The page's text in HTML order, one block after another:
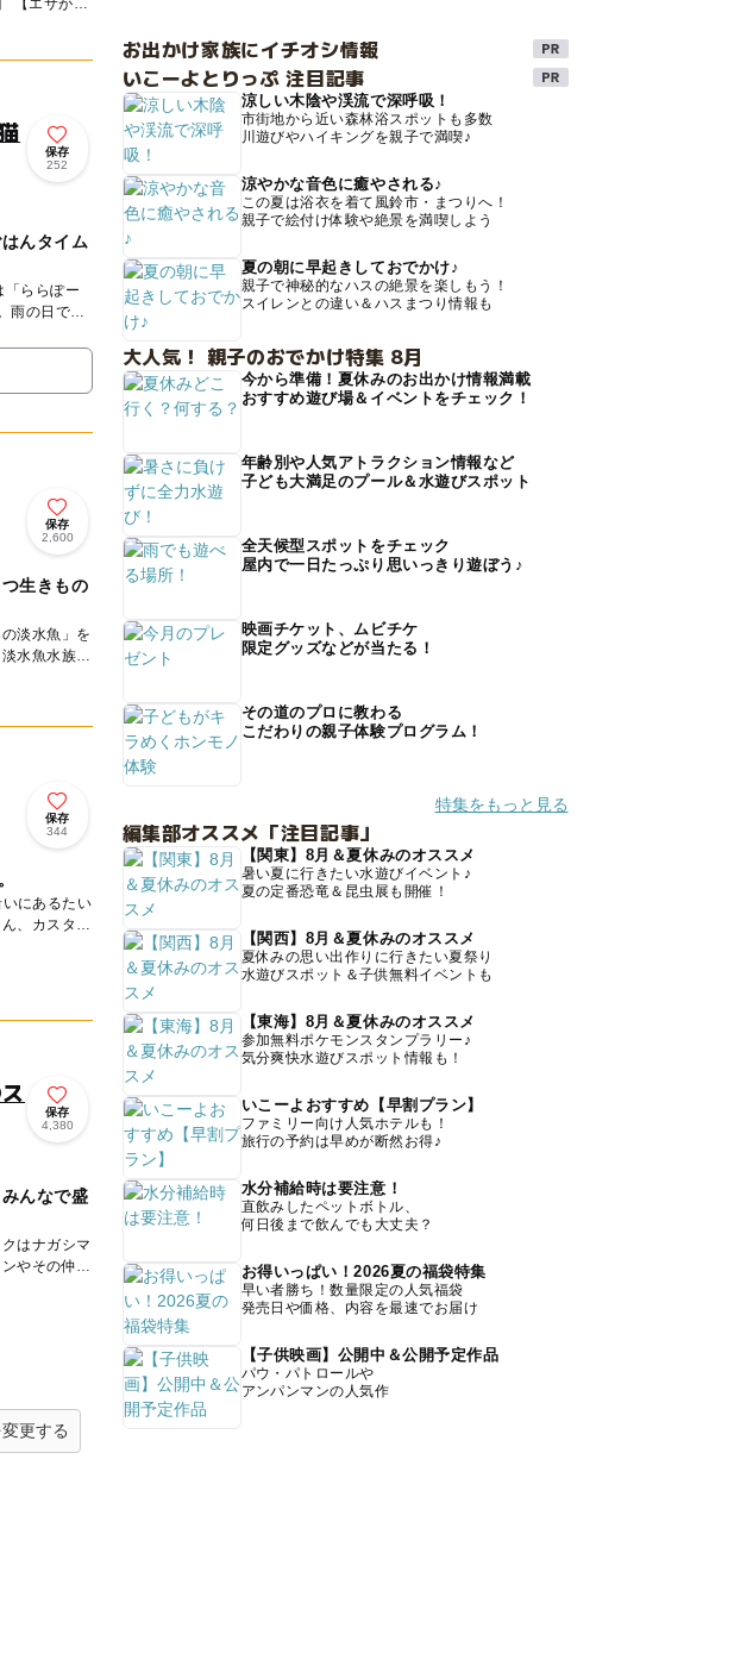
保存
252
んタイム
ららぽー
雨の日でも
保存
2,600
生きもの
淡水魚」を
水魚水族館
保存
344
にあるたい
、カスター
保存
4,380
んなで盛
はナガシマ
やその仲間
更する
お出かけ家族にイチオシ情報
いこーよとりっぷ 注目記事
涼しい木陰や渓流で深呼吸！
市街地から近い森林浴スポットも多数
川遊びやハイキングを親子で満喫♪
涼やかな音色に癒やされる♪
この夏は浴衣を着て風鈴市・まつりへ！
親子で絵付け体験や絶景を満喫しよう
夏の朝に早起きしておでかけ♪
親子で神秘的なハスの絶景を楽しもう！
スイレンとの違い＆ハスまつり情報も
大人気！ 親子のおでかけ特集 8月
今から準備！夏休みのお出かけ情報満載
おすすめ遊び場＆イベントをチェック！
年齢別や人気アトラクション情報など
子ども大満足のプール＆水遊びスポット
全天候型スポットをチェック
屋内で一日たっぷり思いっきり遊ぼう♪
映画チケット、ムビチケ
限定グッズなどが当たる！
その道のプロに教わる
こだわりの親子体験プログラム！
特集をもっと見る
編集部オススメ「注目記事」
【関東】8月＆夏休みのオススメ
暑い夏に行きたい水遊びイベント♪
夏の定番恐竜＆昆虫展も開催！
【関西】8月＆夏休みのオススメ
夏休みの思い出作りに行きたい夏祭り
水遊びスポット＆子供無料イベントも
【東海】8月＆夏休みのオススメ
参加無料ポケモンスタンプラリー♪
気分爽快水遊びスポット情報も！
いこーよおすすめ【早割プラン】
ファミリー向け人気ホテルも！
旅行の予約は早めが断然お得♪
水分補給時は要注意！
直飲みしたペットボトル、
何日後まで飲んでも大丈夫？
お得いっぱい！2026夏の福袋特集
早い者勝ち！数量限定の人気福袋
発売日や価格、内容を最速でお届け
【子供映画】公開中＆公開予定作品
パウ・パトロールや
アンパンマンの人気作